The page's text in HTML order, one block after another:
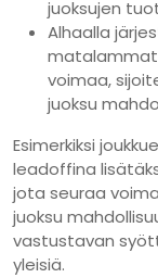
juoksujen
Alhaalla
matalammat
voimaa,
juoksu
Esimerkiksi
leadoffina
jota seuraa
juoksu
vastustavan
yleisiä.